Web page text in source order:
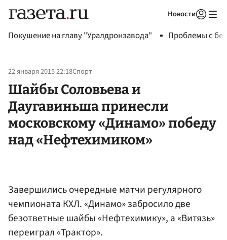
Новости
Покушение на главу "Уралдронзавода" Проблемы с
22 января 2015 22:18Спорт
Шайбы Соловьева и
Даугавиньша принесли
московскому «Динамо» победу
над «Нефтехимиком»
Завершились очередные матчи регулярного
чемпионата КХЛ. «Динамо» забросило две
безответные шайбы «Нефтехимику», а «Витязь»
переиграл «Трактор».